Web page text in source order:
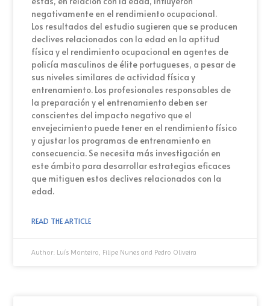
negativamente en el rendimiento ocupacional.
Los resultados del estudio sugieren que se producen
declives relacionados con la edad en la aptitud
física y el rendimiento ocupacional en agentes de
policía masculinos de élite portugueses, a pesar de
sus niveles similares de actividad física y
entrenamiento. Los profesionales responsables de
la preparación y el entrenamiento deben ser
conscientes del impacto negativo que el
envejecimiento puede tener en el rendimiento físico
y ajustar los programas de entrenamiento en
consecuencia. Se necesita más investigación en
este ámbito para desarrollar estrategias eficaces
que mitiguen estos declives relacionados con la
edad.
READ THE ARTICLE
Author: Luís Monteiro, Filipe Nunes and Pedro Oliveira